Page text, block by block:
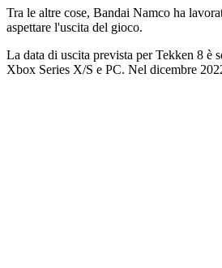
Tra le altre cose, Bandai Namco ha
aspettare l'uscita del gioco.
La data di uscita prevista per Tekken 8 è
Xbox Series X/S e PC. Nel dicembre